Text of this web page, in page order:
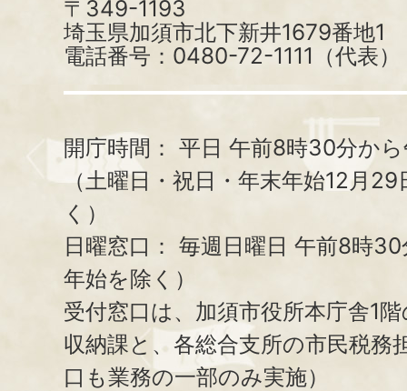
〒349-1193
埼玉県加須市北下新井1679番地1
電話番号：0480-72-1111（代表）
開庁時間： 平日 午前8時30分か
（土曜日・祝日・年末年始12月
く）
日曜窓口： 毎週日曜日 午前8時
年始を除く）
受付窓口は、加須市役所本庁舎1
収納課と、 各総合支所の市民税務
口も業務の一部のみ実施）